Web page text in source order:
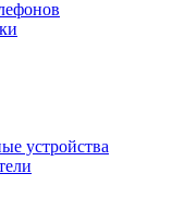
устройства